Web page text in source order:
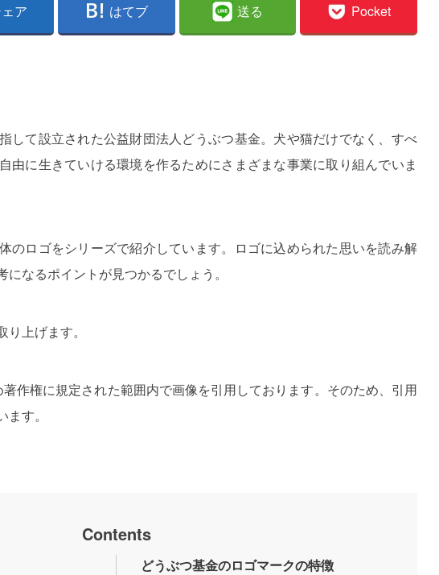
ア はてブ 送る Pocket
して設立された公益財団法人どうぶつ基金。犬や猫だけでなく、すべ
由に生きていける環境を作るためにさまざまな事業に取り組んでいま
のロゴをシリーズで紹介しています。ロゴに込められた思いを読み解
なるポイントが見つかるでしょう。
上げます。
作権に規定された範囲内で画像を引用しております。そのため、引用
す。
Contents
どうぶつ基金のロゴマークの特徴